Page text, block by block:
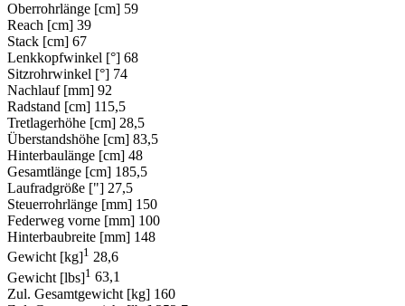
Oberrohrlänge [cm] 59
Reach [cm] 39
Stack [cm] 67
Lenkkopfwinkel [°] 68
Sitzrohrwinkel [°] 74
Nachlauf [mm] 92
Radstand [cm] 115,5
Tretlagerhöhe [cm] 28,5
Überstandshöhe [cm] 83,5
Hinterbaulänge [cm] 48
Gesamtlänge [cm] 185,5
Laufradgröße ["] 27,5
Steuerrohrlänge [mm] 150
Federweg vorne [mm] 100
Hinterbaubreite [mm] 148
Gewicht [kg] 1 28,6
Gewicht [lbs]1 63,1
Zul. Gesamtgewicht [kg] 160